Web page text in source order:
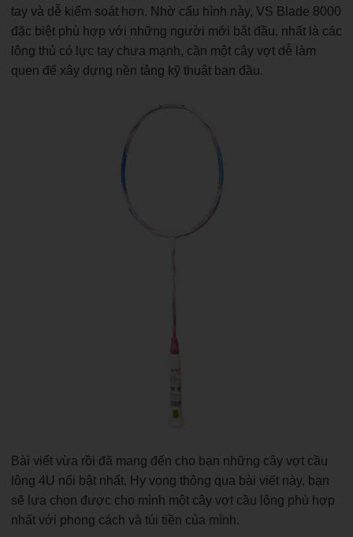
tay và dễ kiểm soát hơn. Nhờ cấu hình này, VS Blade 8000
đặc biệt phù hợp với những người mới bắt đầu, nhất là các
lông thủ có lực tay chưa mạnh, cần một cây vợt dễ làm
quen để xây dựng nền tảng kỹ thuật ban đầu.
Bài viết vừa rồi đã mang đến cho bạn những cây vợt cầu
lông 4U nổi bật nhất. Hy vọng thông qua bài viết này, bạn
sẽ lựa chọn được cho mình một cây vợt cầu lông phù hợp
nhất với phong cách và túi tiền của mình.